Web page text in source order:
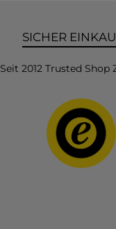
SICHER
Seit 2012 Trusted Shop